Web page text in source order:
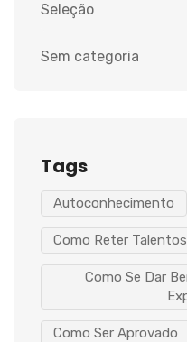
Seleção
Sem categoria
Tags
Autoconhecimento
Como Reter Talentos
Como Se Dar
Como Ser Aprovado